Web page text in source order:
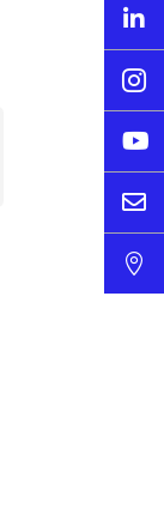




